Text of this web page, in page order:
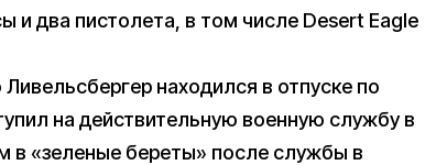
и два пистолета, в том числе Desert Eagle
Ливельсбергер находился в отпуске по
на действительную военную службу в
в «зеленые береты» после службы в